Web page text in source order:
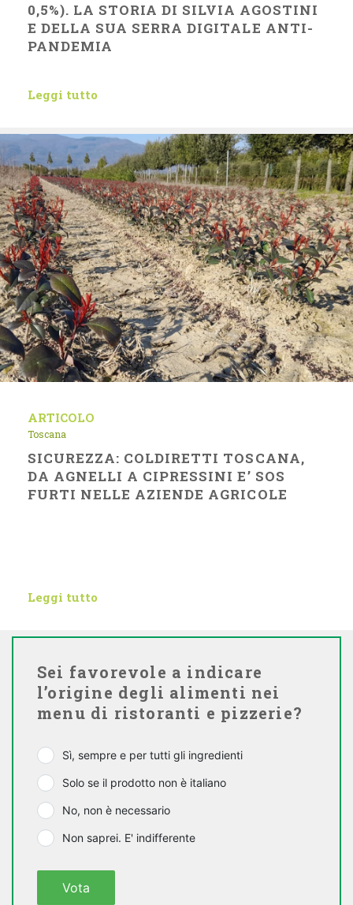
0,5%). LA STORIA DI SILVIA AGOSTINI
E DELLA SUA SERRA DIGITALE ANTI-
PANDEMIA
Leggi tutto
ARTICOLO
Toscana
SICUREZZA: COLDIRETTI TOSCANA,
DA AGNELLI A CIPRESSINI E’ SOS
FURTI NELLE AZIENDE AGRICOLE
Leggi tutto
Sei favorevole a indicare
l’origine degli alimenti nei
menu di ristoranti e pizzerie?
Sì, sempre e per tutti gli ingredienti
Solo se il prodotto non è italiano
No, non è necessario
Non saprei. E' indifferente
Vota